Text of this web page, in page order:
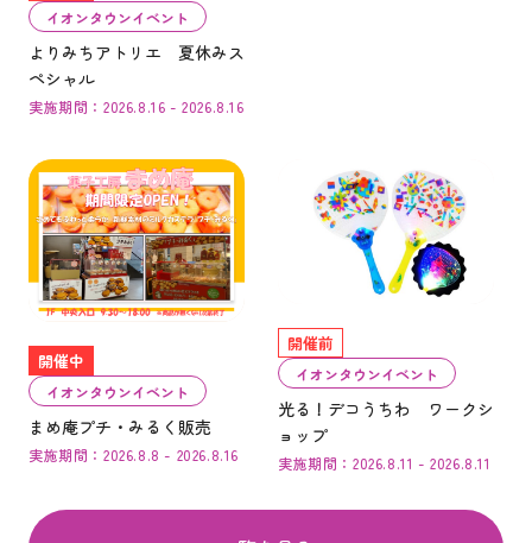
イオンタウンイベント
よりみちアトリエ 夏休みス
ペシャル
実施期間：2026.8.16 - 2026.8.16
開催中
イオンタウンイベント
まめ庵プチ・みるく販売
実施期間：2026.8.8 - 2026.8.16
開催前
イオンタウンイベント
光る！デコうちわ ワークシ
ョップ
実施期間：2026.8.11 - 2026.8.11